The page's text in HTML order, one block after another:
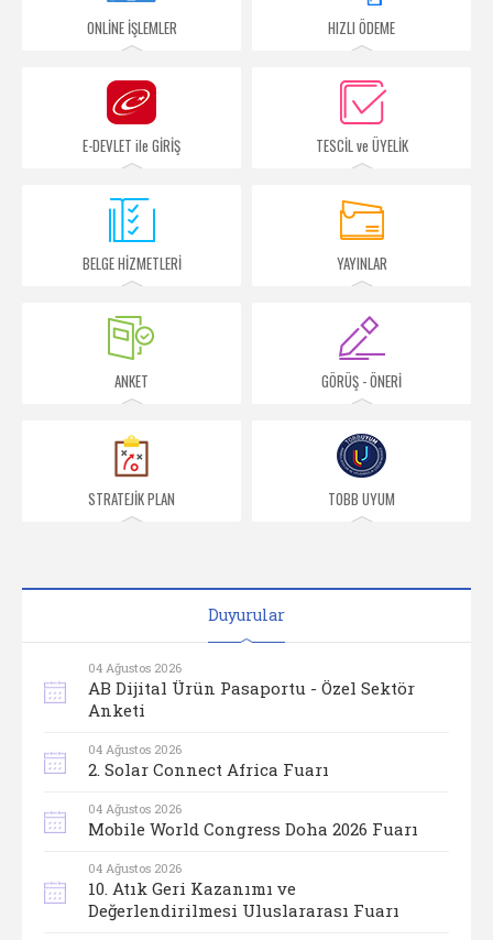
ONLİNE İŞLEMLER HIZLI ÖDEME
E-DEVLET ile GİRİŞ TESCİL ve ÜYELİK
BELGE HİZMETLERİ YAYINLAR
ANKET GÖRÜŞ - ÖNERİ
STRATEJİK PLAN TOBB UYUM
Duyurular
04 Ağustos 2026
AB Dijital Ürün Pasaportu - Özel Sektör
Anketi
04 Ağustos 2026
2. Solar Connect Africa Fuarı
04 Ağustos 2026
Mobile World Congress Doha 2026 Fuarı
04 Ağustos 2026
10. Atık Geri Kazanımı ve
Değerlendirilmesi Uluslararası Fuarı